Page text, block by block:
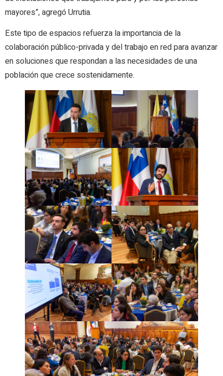
mayores”, agregó Urrutia.
Este tipo de espacios refuerza la importancia de la
colaboración público-privada y del trabajo en red para avanzar
en soluciones que respondan a las necesidades de una
población que crece sostenidamente.